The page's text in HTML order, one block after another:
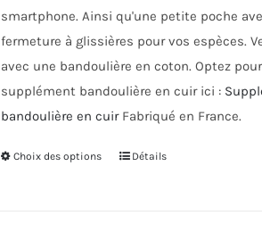
smartphone. Ainsi qu'une petite poche
fermeture à glissières pour vos espèces.
avec une bandoulière en coton. Optez
supplément bandoulière en cuir ici :
bandoulière en cuirFabriqué en France.
Choix des options
CeDétails